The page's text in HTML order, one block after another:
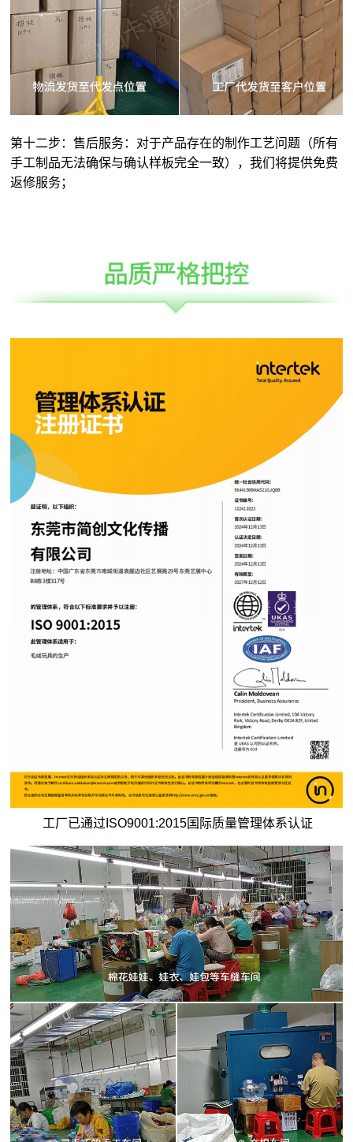
第十二步：售后服务：对于产品存在的制作工艺问题（所有
手工制品无法确保与确认样板完全一致），我们将提供免费
返修服务；
工厂已通过ISO9001:2015国际质量管理体系认证